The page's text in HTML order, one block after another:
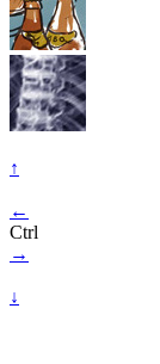
↑
←
Ctrl
→
↓